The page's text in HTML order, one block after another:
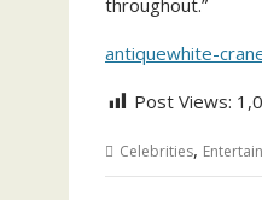
throughout.”
antiquewhite-
Post Views:
Celebrities,